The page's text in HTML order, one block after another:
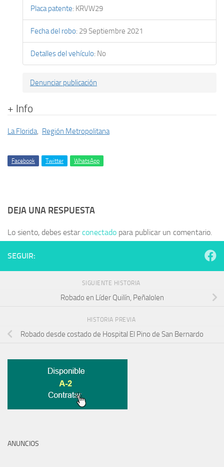
Placa patente: KRVW29
Fecha del robo: 29 Septiembre 2021
Detalles del vehículo: No
Denunciar publicación
+ Info
La Florida, Región Metropolitana
Facebook Twitter WhatsApp
DEJA UNA RESPUESTA
Lo siento, debes estarconectado para publicar un comentario.
SEGUIR:
SIGUIENTE HISTORIA
Robado en Líder Quilín, Peñalolen
HISTORIA PREVIA
Robado desde costado de Hospital El Pino de San Bernardo
ANUNCIOS